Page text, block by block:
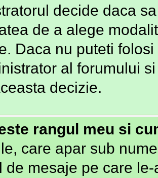
decide daca
de a alege
Daca nu puteti
al forumului
decizie.
rangul meu si
care apar sub
de mesaje pe care